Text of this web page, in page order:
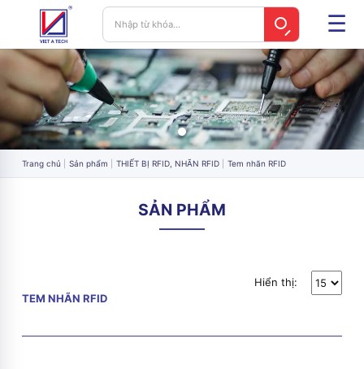
Trang chủ Sản phẩm THIẾT BỊ RFID, NHÃN RFID Tem nhãn RFID
SẢN PHẨM
TEM NHÃN RFID
Hiển thị: